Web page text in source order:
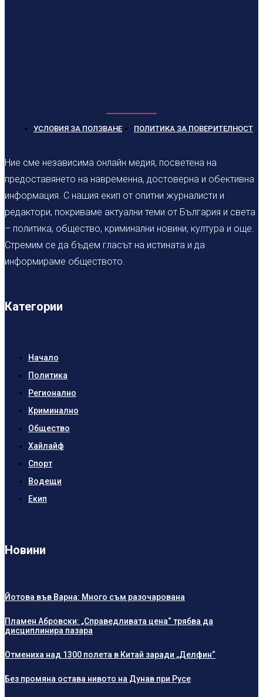
УСЛОВИЯ ЗА ПОЛЗВАНЕ ПОЛИТИКА ЗА ПОВЕРИТЕЛНОСТ
Ние сме независима онлайн медия, посветена на
предоставянето на навременна, достоверна и обективна
информация. С нашия екип от опитни журналисти и
редактори, покриваме актуални теми от България и света
– политика, общество, криминални новини, култура и още.
Стремим се да бъдем гласът на истината и да
информираме обществото.
Категории
Начало
Политика
Регионално
Криминално
Общество
Хайлайф
Спорт
Водещи
Екип
Новини
Йотова във Варна: Много съм разочарована
Пламен Абровски: „Справедливата цена“ трябва да
дисциплинира пазара
Отмениха над 1300 полета в Китай заради „Делфин“
Без промяна остава нивото на Дунав при Русе